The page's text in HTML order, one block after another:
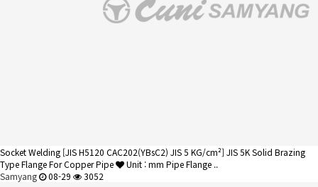
Socket Welding [JIS H5120 CAC202(YBsC2) JIS 5 KG/cm²] JIS 5K Solid Brazing
Type Flange For Copper Pipe
Unit : mm Pipe Flange ..
Samyang
08-29 3052